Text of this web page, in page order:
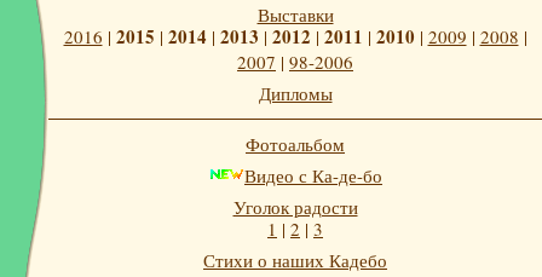
Выставки
2016 | 2015 | 2014| 2013 | 2012 | 2011 | 2010 | 2009 | 2008 |
2007 | 98-2006
Дипломы
Фотоальбом
Видео с Ка-де-бо
Уголок радости
1 | 2 | 3
Стихи о наших Кадебо